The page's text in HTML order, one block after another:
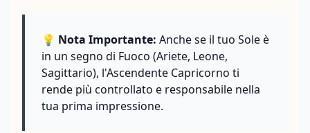
💡 Nota Importante: Anche se il tuo Sole è
in un segno di Fuoco (Ariete, Leone,
Sagittario), l'Ascendente Capricorno ti
rende più controllato e responsabile nella
tua prima impressione.